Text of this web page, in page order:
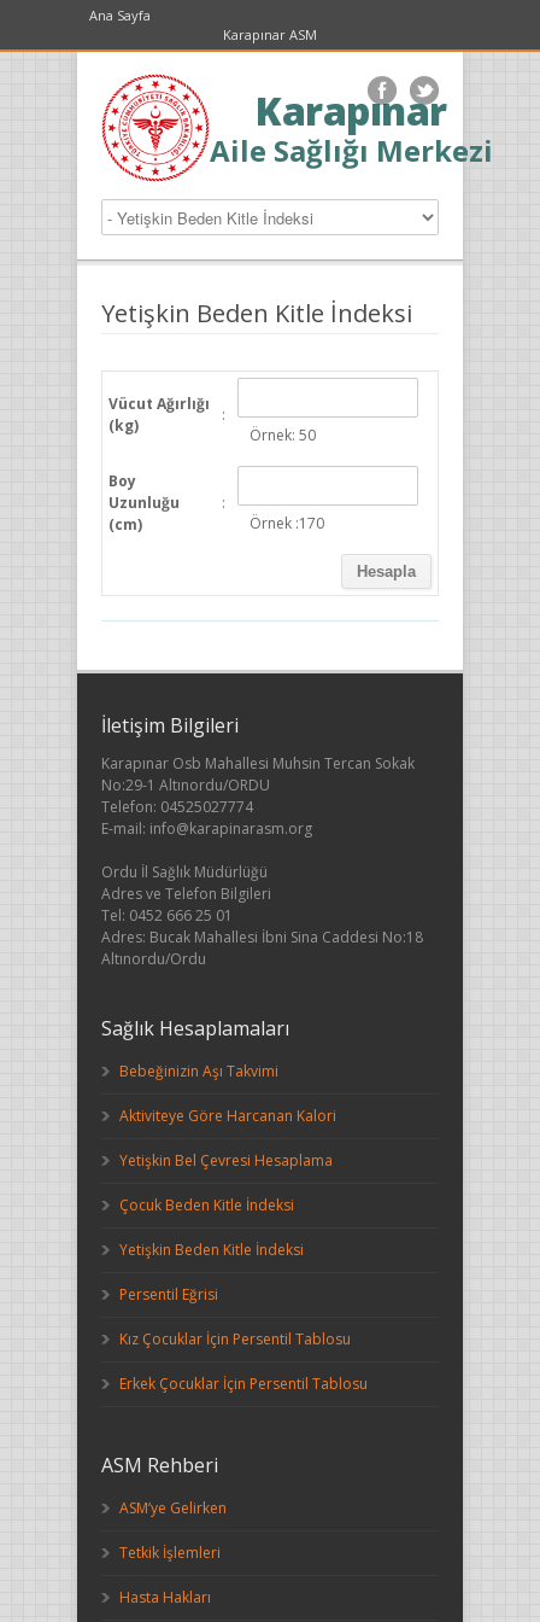
Ana Sayfa
Karapınar ASM
Karapınar
Aile Sağlığı Merkezi
Yetişkin Beden Kitle İndeksi
Vücut Ağırlığı
(kg)
:
Örnek: 50
Boy
Uzunluğu
(cm)
:
Örnek :170
İletişim Bilgileri
Karapınar Osb Mahallesi Muhsin Tercan Sokak
No:29-1 Altınordu/ORDU
Telefon: 04525027774
E-mail: info@karapinarasm.org
Ordu İl Sağlık Müdürlüğü
Adres ve Telefon Bilgileri
Tel: 0452 666 25 01
Adres: Bucak Mahallesi İbni Sina Caddesi No:18
Altınordu/Ordu
Sağlık Hesaplamaları
Bebeğinizin Aşı Takvimi
Aktiviteye Göre Harcanan Kalori
Yetişkin Bel Çevresi Hesaplama
Çocuk Beden Kitle İndeksi
Yetişkin Beden Kitle İndeksi
Persentil Eğrisi
Kız Çocuklar İçin Persentil Tablosu
Erkek Çocuklar İçin Persentil Tablosu
ASM Rehberi
ASM’ye Gelirken
Tetkik İşlemleri
Hasta Hakları